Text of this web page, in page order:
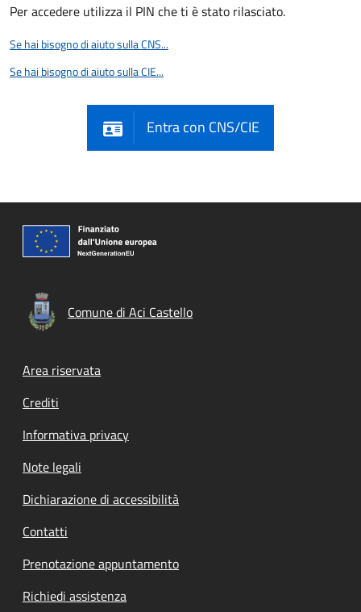
Per accedere utilizza il PIN che ti è stato rilasciato.
Se hai bisogno di aiuto sulla CNS...
Se hai bisogno di aiuto sulla CIE...
Entra con CNS/CIE
Comune di Aci Castello
Footer menu
Area riservata
Crediti
Informativa privacy
Note legali
Dichiarazione di accessibilità
Contatti
Prenotazione appuntamento
Richiedi assistenza